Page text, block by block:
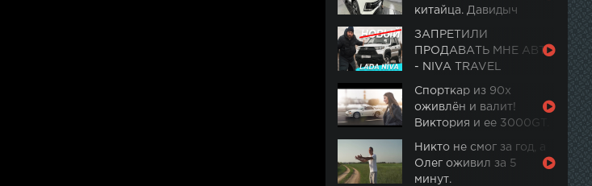
китайца. Давидыч
ЗАПРЕТИЛИ
ПРОДАВАТЬ МНЕ АВТО
- NIVA TRAVEL
Спорткар из 90х
оживлён и валит!
Виктория и ее 3000GT.
Никто не смог за год, а
Олег оживил за 5
минут.